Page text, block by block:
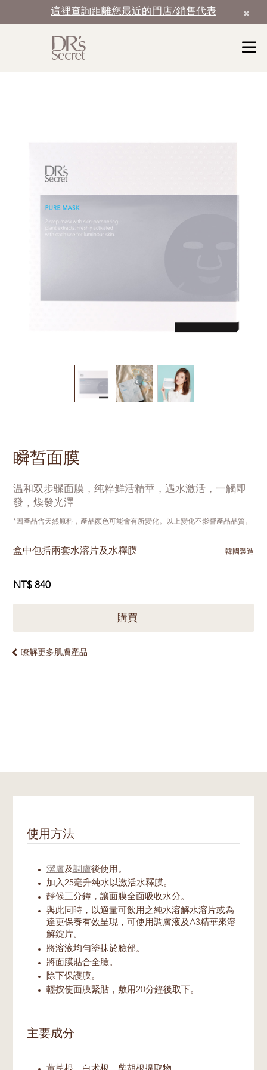
這裡查詢距離您最近的門店/銷售代表
瞬皙面膜
温和双步骤面膜，纯粹鲜活精華，遇水激活，一觸即
發，煥發光澤
*因產品含天然原料，產品颜色可能會有所變化。以上變化不影響產品品質。
盒中包括兩套水溶片及水釋膜 韓國製造
NT$ 840
購買
瞭解更多肌膚產品
使用方法
潔膚及 調膚後使用。
加入25毫升纯水以激活水釋膜。
靜候三分鐘，讓面膜全面吸收水分。
與此同時，以適量可飲用之純水溶解水溶片或為
達更保養有效呈現，可使用調膚液及A3精華來溶
解錠片。
將溶液均勻塗抹於臉部。
將面膜貼合全臉。
除下保護膜。
輕按使面膜緊貼，敷用20分鐘後取下。
主要成分